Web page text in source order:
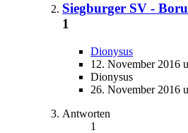
Siegburger SV -
1
Dionysus
12. November 2016
Dionysus
26. November 2016
Antworten
1